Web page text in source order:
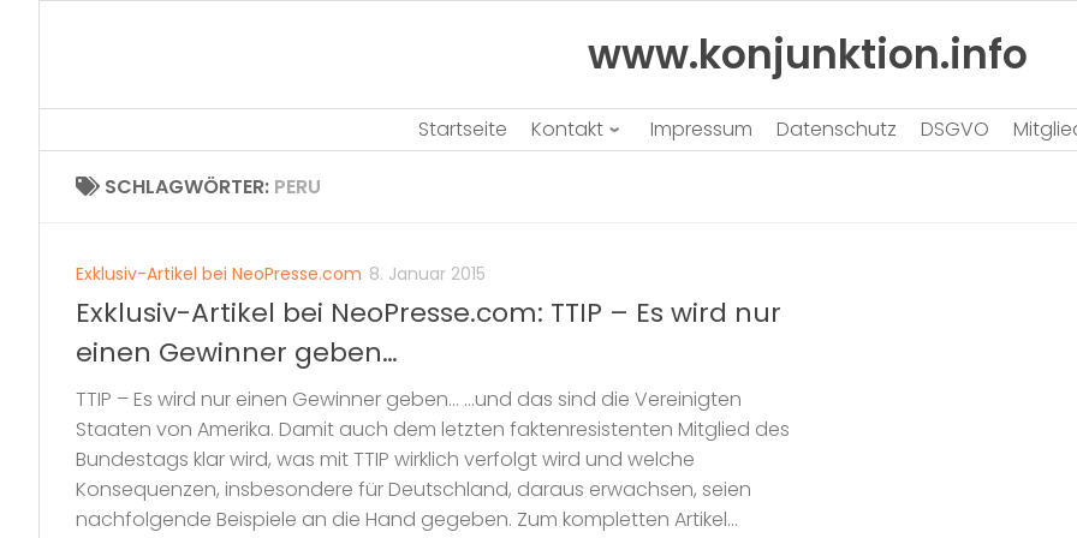
www.konjunktion.info
Startseite Kontakt Impressum Datenschutz DSGVO
SCHLAGWÖRTER: PERU
Exklusiv-Artikel bei NeoPresse.com 8. Januar 2015
Exklusiv-Artikel bei NeoPresse.com: TTIP – Es wird nur
einen Gewinner geben…
TTIP – Es wird nur einen Gewinner geben… …und das sind die Vereinigten
Staaten von Amerika. Damit auch dem letzten faktenresistenten Mitglied des
Bundestags klar wird, was mit TTIP wirklich verfolgt wird und welche
Konsequenzen, insbesondere für Deutschland, daraus erwachsen, seien
nachfolgende Beispiele an die Hand gegeben. Zum kompletten Artikel...